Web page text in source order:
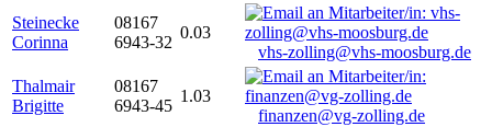
Steinecke
Corinna
08167
6943-32
0.03
vhs-zolling@vhs-moosburg.de
Thalmair
Brigitte
08167
6943-45
1.03
finanzen@vg-zolling.de